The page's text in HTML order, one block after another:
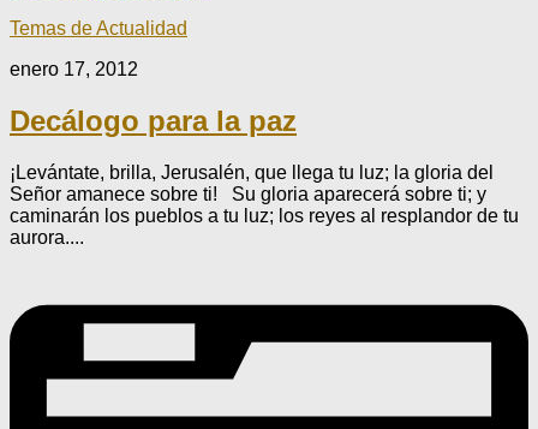
Temas de Actualidad
enero 17, 2012
Decálogo para la paz
¡Levántate, brilla, Jerusalén, que llega tu luz; la gloria del
Señor amanece sobre ti! Su gloria aparecerá sobre ti; y
caminarán los pueblos a tu luz; los reyes al resplandor de tu
aurora....